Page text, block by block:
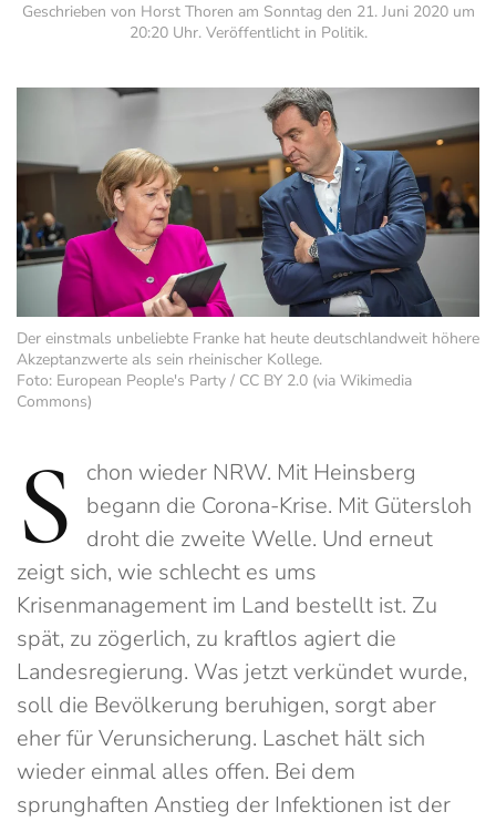
Geschrieben von Horst Thoren am Sonntag den 21. Juni 2020 um
20:20 Uhr. Veröffentlicht in Politik.
Der einstmals unbeliebte Franke hat heute deutschlandweit höhere
Akzeptanzwerte als sein rheinischer Kollege.
Foto: European People's Party / CC BY 2.0 (via Wikimedia
Commons)
S
chon wieder NRW. Mit Heinsberg
begann die Corona-Krise. Mit Gütersloh
droht die zweite Welle. Und erneut
zeigt sich, wie schlecht es ums
Krisenmanagement im Land bestellt ist. Zu
spät, zu zögerlich, zu kraftlos agiert die
Landesregierung. Was jetzt verkündet wurde,
soll die Bevölkerung beruhigen, sorgt aber
eher für Verunsicherung. Laschet hält sich
wieder einmal alles offen. Bei dem
sprunghaften Anstieg der Infektionen ist der